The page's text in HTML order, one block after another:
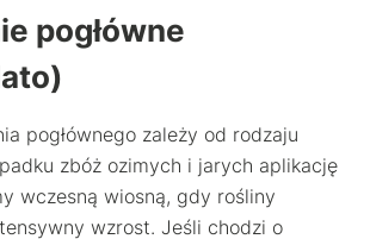
pogłówne
pogłównego zależy od rodzaju
zbóż ozimych i jarych aplikację
wczesną wiosną, gdy rośliny
wzrost. Jeśli chodzi o